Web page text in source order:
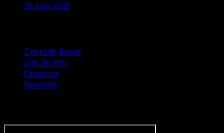
26 iulie 2020
Ziarul de Banat
Ziar de Stiri
Facebook
Newsnet